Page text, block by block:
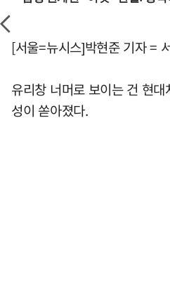
[서울=뉴시스]박현준 기자 =
유리창 너머로 보이는 건 현
성이 쏟아졌다.